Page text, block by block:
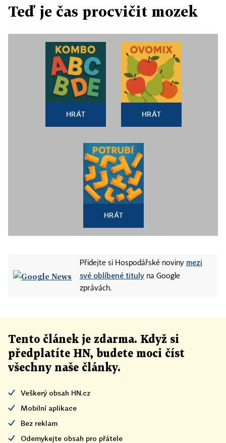
Teď je čas procvičit mozek
HRÁT HRÁT
HRÁT
Přidejte si Hospodářské noviny mezi
své oblíbené tituly na Google
zprávách.
Tento článek je zdarma. Když si
předplatíte HN, budete moci číst
všechny naše články.
Veškerý obsah HN.cz
Mobilní aplikace
Bez reklam
Odemykejte obsah pro přátele